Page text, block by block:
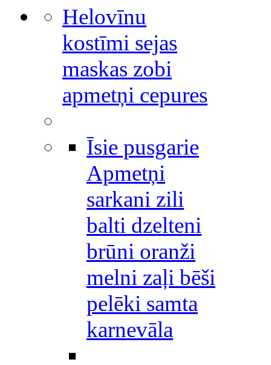
Helovīnu
kostīmi sejas
maskas zobi
apmetņi cepures
Īsie pusgarie
Apmetņi
sarkani zili
balti dzelteni
brūni oranži
melni zaļi bēši
pelēki samta
karnevāla